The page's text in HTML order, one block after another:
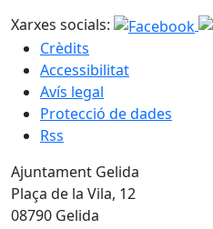
Xarxes socials:
Crèdits
Accessibilitat
Avís legal
Protecció de dades
Rss
Ajuntament Gelida
Plaça de la Vila, 12
08790 Gelida